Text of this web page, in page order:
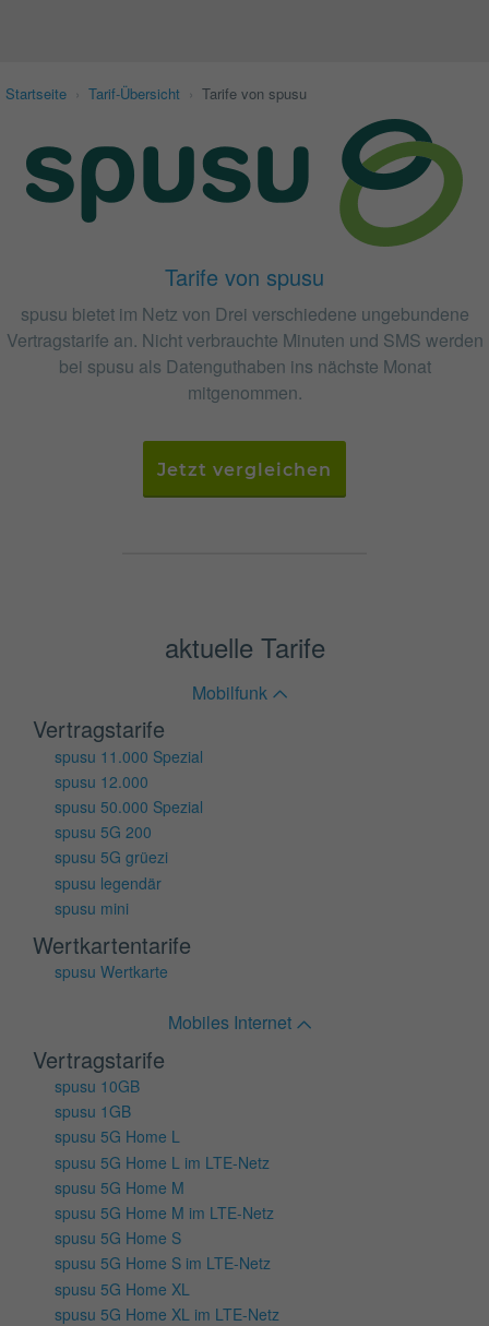
Startseite Tarif-Übersicht Tarife von spusu
Tarife von spusu
spusu bietet im Netz von Drei verschiedene ungebundene
Vertragstarife an. Nicht verbrauchte Minuten und SMS werden
bei spusu als Datenguthaben ins nächste Monat
mitgenommen.
Jetzt vergleichen
aktuelle Tarife
Mobilfunk
Vertragstarife
spusu 11.000 Spezial
spusu 12.000
spusu 50.000 Spezial
spusu 5G 200
spusu 5G grüezi
spusu legendär
spusu mini
Wertkartentarife
spusu Wertkarte
Mobiles Internet
Vertragstarife
spusu 10GB
spusu 1GB
spusu 5G Home L
spusu 5G Home L im LTE-Netz
spusu 5G Home M
spusu 5G Home M im LTE-Netz
spusu 5G Home S
spusu 5G Home S im LTE-Netz
spusu 5G Home XL
spusu 5G Home XL im LTE-Netz